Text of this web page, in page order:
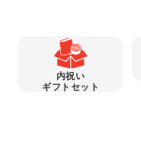
内祝い
ギフトセット